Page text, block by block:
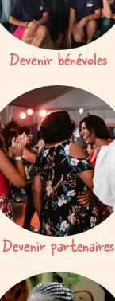
Devenir bénévoles
Devenir partenaires